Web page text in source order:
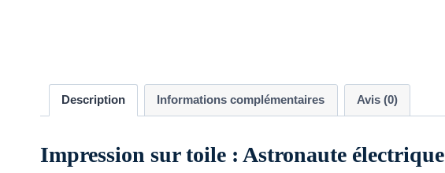
Description Informations complémentaires Avis (0)
Impression sur toile : Astronaute électrique